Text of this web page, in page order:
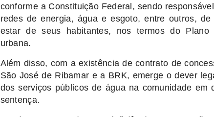
conforme a Constituição Federal, sendo
redes de energia, água e esgoto, entre outros,
estar de seus habitantes, nos termos do
urbana.
Além disso, com a existência de contrato de
São José de Ribamar e a BRK, emerge o dever
dos serviços públicos de água na comunidade em
sentença.